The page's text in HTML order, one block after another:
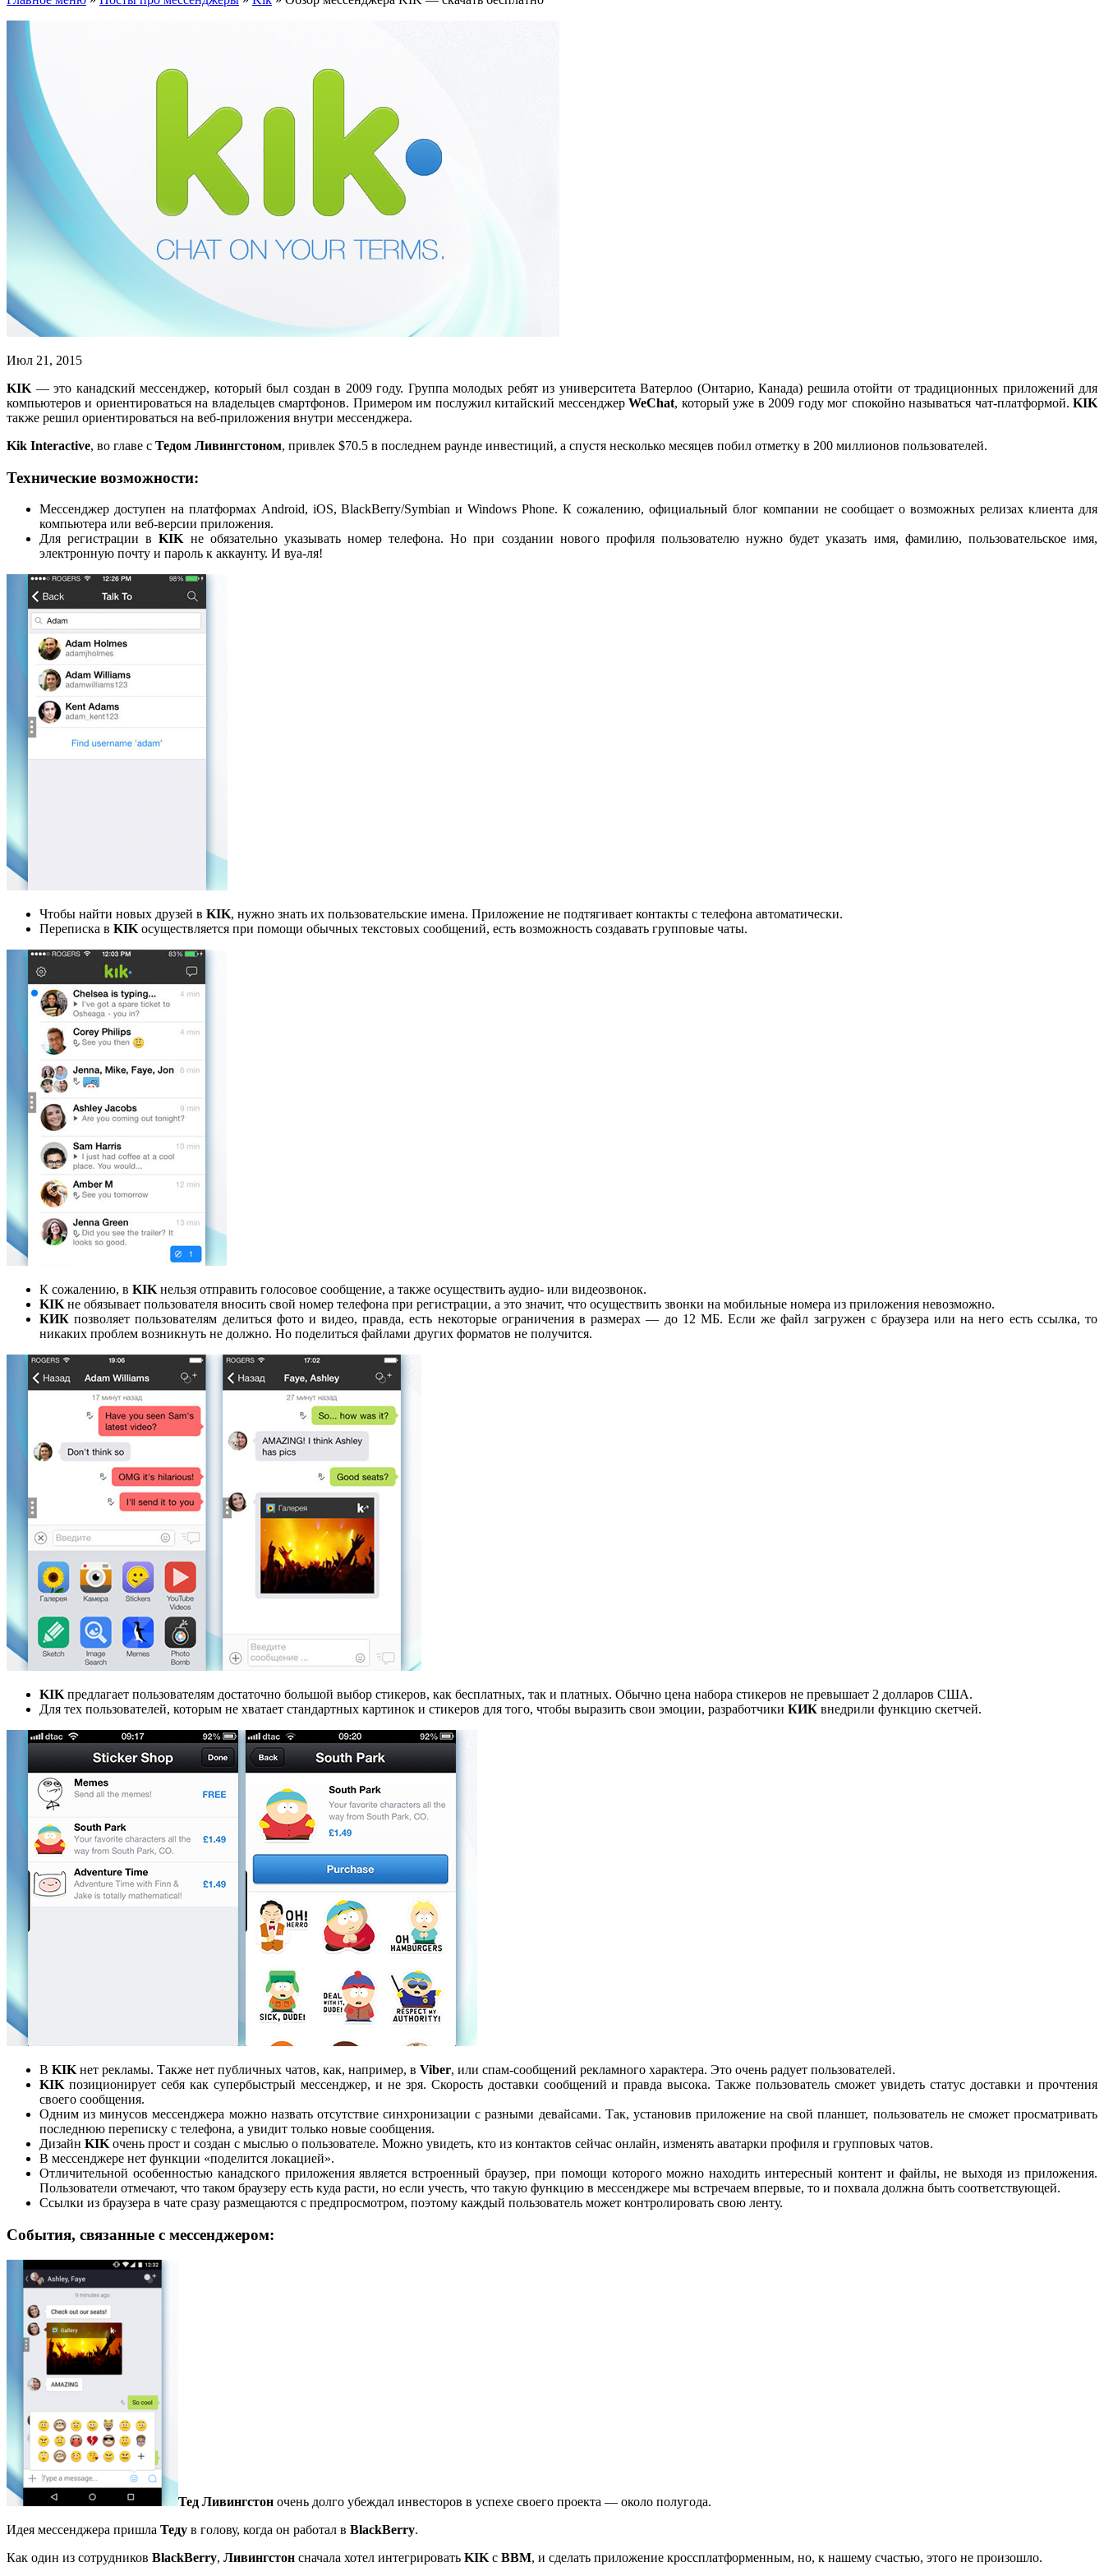
Июл 21, 2015
KIK — это канадский мессенджер, который был создан в 2009 году. Группа молодых ребят из университета Ватерлоо (Онтарио, Канада) решила отойти от традиционных приложений для
компьютеров и ориентироваться на владельцев смартфонов. Примером им послужил китайский мессенджерWeChat, который уже в 2009 году мог спокойно называться чат-платформой.KIK
также решил ориентироваться на веб-приложения внутри мессенджера.
Kik Interactive, во главе с Тедом Ливингстоном, привлек $70.5 в последнем раунде инвестиций, а спустя несколько месяцев побил отметку в 200 миллионов пользователей.
Технические возможности:
Мессенджер доступен на платформах Android, iOS, BlackBerry/Symbian и Windows Phone. К сожалению, официальный блог компании не сообщает о возможных релизах клиента для
компьютера или веб-версии приложения.
Для регистрации вKIK не обязательно указывать номер телефона. Но при создании нового профиля пользователю нужно будет указать имя, фамилию, пользовательское имя,
электронную почту и пароль к аккаунту. И вуа-ля!
Чтобы найти новых друзей в KIK, нужно знать их пользовательские имена. Приложение не подтягивает контакты с телефона автоматически.
Переписка в KIK осуществляется при помощи обычных текстовых сообщений, есть возможность создавать групповые чаты.
К сожалению, в KIK нельзя отправить голосовое сообщение, а также осуществить аудио- или видеозвонок.
KIK не обязывает пользователя вносить свой номер телефона при регистрации, а это значит, что осуществить звонки на мобильные номера из приложения невозможно.
КИКпозволяет пользователям делиться фото и видео, правда, есть некоторые ограничения в размерах — до 12 МБ. Если же файл загружен с браузера или на него есть ссылка, то
никаких проблем возникнуть не должно. Но поделиться файлами других форматов не получится.
KIK предлагает пользователям достаточно большой выбор стикеров, как бесплатных, так и платных. Обычно цена набора стикеров не превышает 2 долларов США.
Для тех пользователей, которым не хватает стандартных картинок и стикеров для того, чтобы выразить свои эмоции, разработчики КИК внедрили функцию скетчей.
В KIK нет рекламы. Также нет публичных чатов, как, например, в Viber, или спам-сообщений рекламного характера. Это очень радует пользователей.
KIK позиционирует себя как супербыстрый мессенджер, и не зря. Скорость доставки сообщений и правда высока. Также пользователь сможет увидеть статус доставки и прочтения
своего сообщения.
Одним из минусов мессенджера можно назвать отсутствие синхронизации с разными девайсами. Так, установив приложение на свой планшет, пользователь не сможет просматривать
последнюю переписку с телефона, а увидит только новые сообщения.
Дизайн KIK очень прост и создан с мыслью о пользователе. Можно увидеть, кто из контактов сейчас онлайн, изменять аватарки профиля и групповых чатов.
В мессенджере нет функции «поделится локацией».
Отличительной особенностью канадского приложения является встроенный браузер, при помощи которого можно находить интересный контент и файлы, не выходя из приложения.
Пользователи отмечают, что таком браузеру есть куда расти, но если учесть, что такую функцию в мессенджере мы встречаем впервые, то и похвала должна быть соответствующей.
Ссылки из браузера в чате сразу размещаются с предпросмотром, поэтому каждый пользователь может контролировать свою ленту.
События, связанные с мессенджером:
Тед Ливингстон очень долго убеждал инвесторов в успехе своего проекта — около полугода.
Идея мессенджера пришла Теду в голову, когда он работал в BlackBerry.
Как один из сотрудников BlackBerry, Ливингстон сначала хотел интегрировать KIK с BBM, и сделать приложение кроссплатформенным, но, к нашему счастью, этого не произошло.